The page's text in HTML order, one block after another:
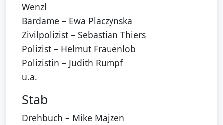
Wenzl
Bardame – Ewa Placzynska
Zivilpolizist – Sebastian Thiers
Polizist – Helmut Frauenlob
Polizistin – Judith Rumpf
u.a.
Stab
Drehbuch – Mike Majzen